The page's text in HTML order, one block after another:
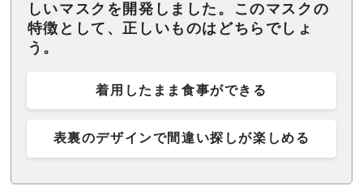
しいマスクを開発しました。このマスクの
特徴として、正しいものはどちらでしょ
う。
着用したまま食事ができる
表裏のデザインで間違い探しが楽しめる